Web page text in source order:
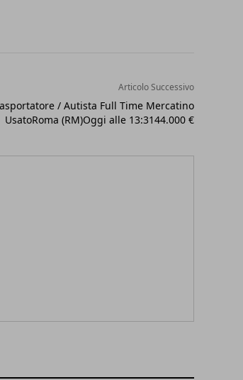
Articolo Successivo
/ Autista Full Time Mercatino
UsatoRoma (RM)Oggi alle 13:3144.000 €